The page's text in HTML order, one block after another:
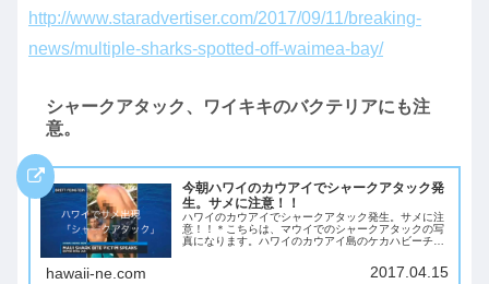
http://www.staradvertiser.com/2017/09/11/breaking-
news/multiple-sharks-spotted-off-waimea-bay/
シャークアタック、ワイキキのバクテリアにも注
意。
今朝ハワイのカウアイでシャークアタック発
生。サメに注意！！
ハワイのカウアイでシャークアタック発生。サメに注
意！！＊こちらは、マウイでのシャークアタックの写
真になります。ハワイのカウアイ島のケカハビーチで
を負いました。発生は、2017/4/14（金曜...
hawaii-ne.com 2017.04.15